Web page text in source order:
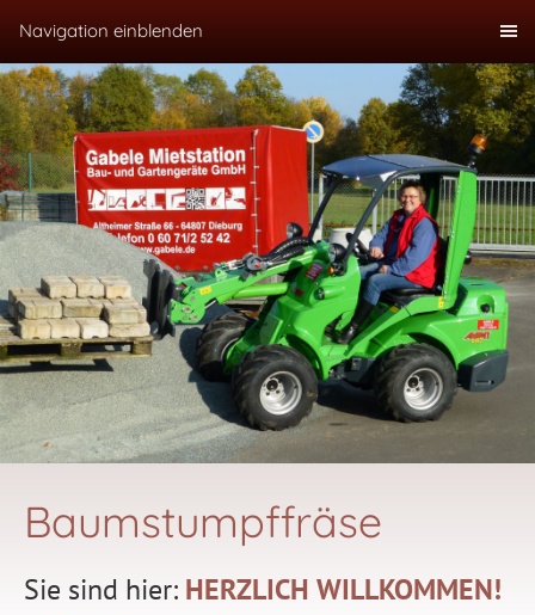
Navigation einblenden
Baumstumpffräse
Sie sind hier: HERZLICH WILLKOMMEN!